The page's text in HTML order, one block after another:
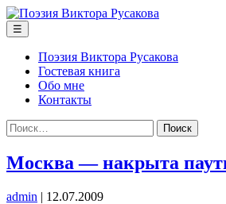
Перейти
к
содержимому
☰
Поэзия Виктора Русакова
Гостевая книга
Обо мне
Контакты
Найти:
Москва — накрыта
admin | 12.07.2009